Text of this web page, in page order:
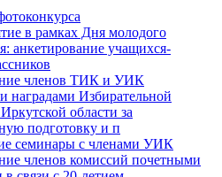
в рамках Дня молодого
анкетирование учащихся-
членов ТИК и УИК
наградами Избирательной
области за
подготовку и п
семинары с членами УИК
членов комиссий почетными